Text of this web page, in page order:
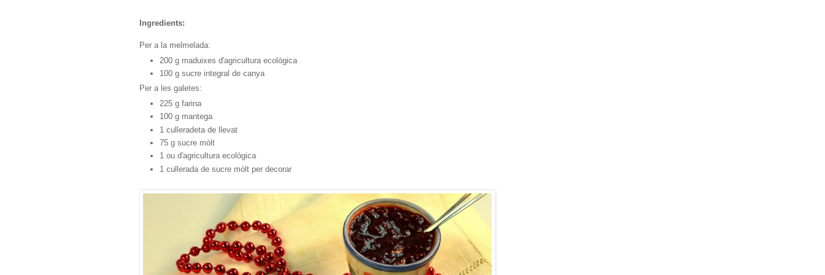
Ingredients:
Per a la melmelada:
200 g maduixes d'agricultura ecològica
100 g sucre integral de canya
Per a les galetes:
225 g farina
100 g mantega
1 culleradeta de llevat
75 g sucre mòlt
1 ou d'agricultura ecològica
1 cullerada de sucre mòlt per decorar